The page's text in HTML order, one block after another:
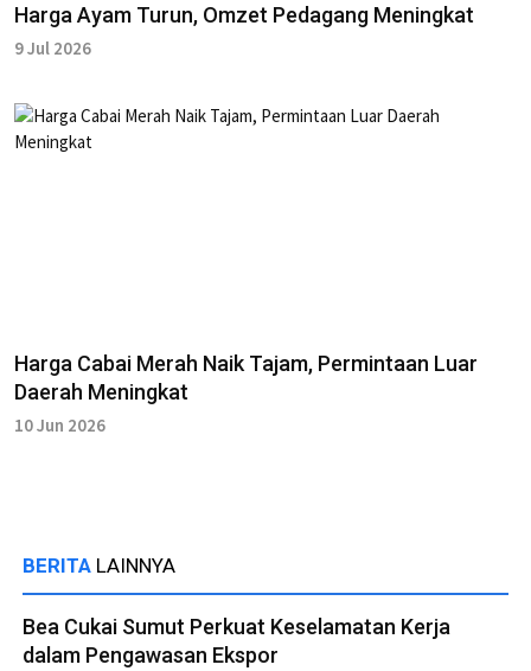
Harga Ayam Turun, Omzet Pedagang Meningkat
9 Jul 2026
Harga Cabai Merah Naik Tajam, Permintaan Luar
Daerah Meningkat
10 Jun 2026
BERITA LAINNYA
Bea Cukai Sumut Perkuat Keselamatan Kerja
dalam Pengawasan Ekspor